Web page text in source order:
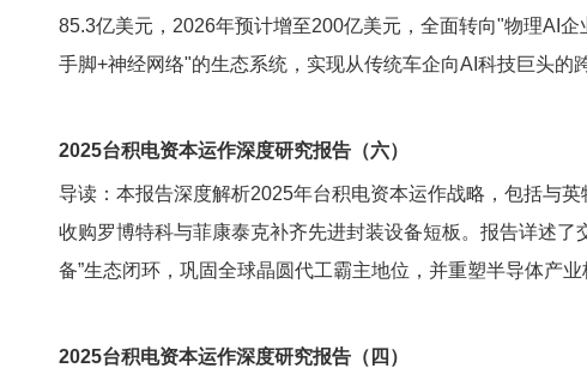
85.3亿美元，2026年预计增至200亿美元，全面转向"物理AI
手脚+神经网络"的生态系统，实现从传统车企向AI科技巨头的
2025台积电资本运作深度研究报告（六）
导读：本报告深度解析2025年台积电资本运作战略，包括与
收购罗博特科与菲康泰克补齐先进封装设备短板。报告详述
备”生态闭环，巩固全球晶圆代工霸主地位，并重塑半导体产
2025台积电资本运作深度研究报告（四）